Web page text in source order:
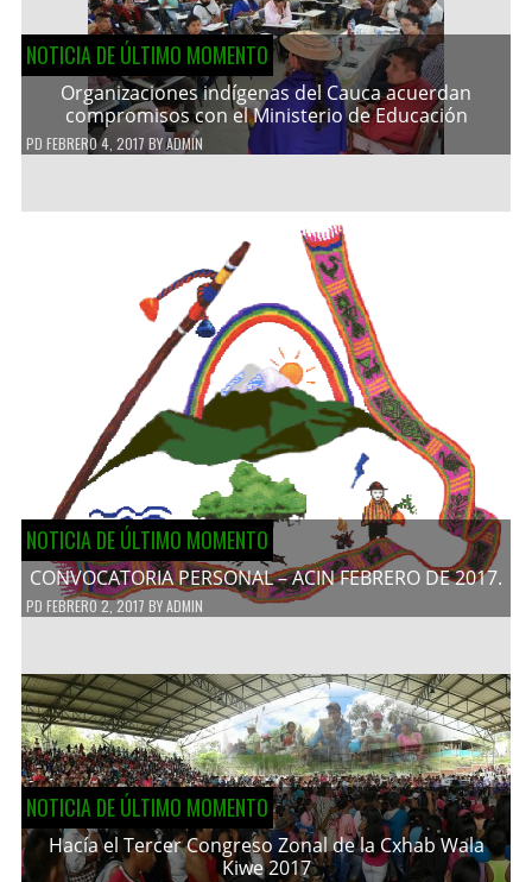
NOTICIA DE ÚLTIMO MOMENTO
Organizaciones indígenas del Cauca acuerdan
compromisos con el Ministerio de Educación
PD FEBRERO 4, 2017 BYADMIN
NOTICIA DE ÚLTIMO MOMENTO
CONVOCATORIA PERSONAL – ACIN FEBRERO DE 2017.
PD FEBRERO 2, 2017 BYADMIN
NOTICIA DE ÚLTIMO MOMENTO
Hacía el Tercer Congreso Zonal de la Cxhab Wala
Kiwe 2017